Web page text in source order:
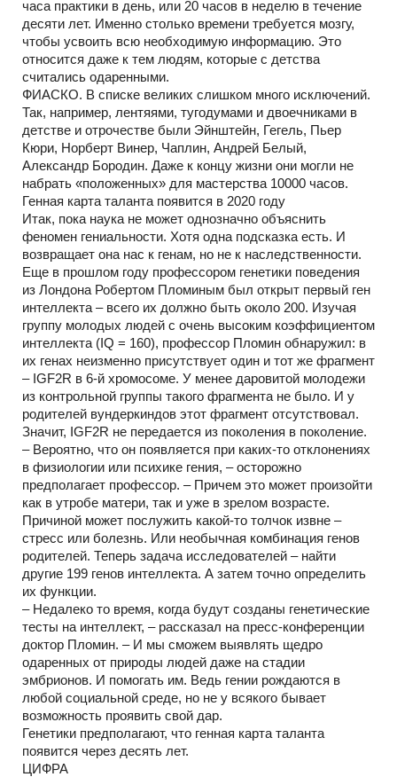
часа практики в день, или 20 часов в неделю в течение
десяти лет. Именно столько времени требуется мозгу,
чтобы усвоить всю необходимую информацию. Это
относится даже к тем людям, которые с детства
считались одаренными.
ФИАСКО. В списке великих слишком много исключений.
Так, например, лентяями, тугодумами и двоечниками в
детстве и отрочестве были Эйнштейн, Гегель, Пьер
Кюри, Норберт Винер, Чаплин, Андрей Белый,
Александр Бородин. Даже к концу жизни они могли не
набрать «положенных» для мастерства 10000 часов.
Генная карта таланта появится в 2020 году
Итак, пока наука не может однозначно объяснить
феномен гениальности. Хотя одна подсказка есть. И
возвращает она нас к генам, но не к наследственности.
Еще в прошлом году профессором генетики поведения
из Лондона Робертом Пломиным был открыт первый ген
интеллекта – всего их должно быть около 200. Изучая
группу молодых людей с очень высоким коэффициентом
интеллекта (IQ = 160), профессор Пломин обнаружил: в
их генах неизменно присутствует один и тот же фрагмент
– IGF2R в 6-й хромосоме. У менее даровитой молодежи
из контрольной группы такого фрагмента не было. И у
родителей вундеркиндов этот фрагмент отсутствовал.
Значит, IGF2R не передается из поколения в поколение.
– Вероятно, что он появляется при каких-то отклонениях
в физиологии или психике гения, – осторожно
предполагает профессор. – Причем это может произойти
как в утробе матери, так и уже в зрелом возрасте.
Причиной может послужить какой-то толчок извне –
стресс или болезнь. Или необычная комбинация генов
родителей. Теперь задача исследователей – найти
другие 199 генов интеллекта. А затем точно определить
их функции.
– Недалеко то время, когда будут созданы генетические
тесты на интеллект, – рассказал на пресс-конференции
доктор Пломин. – И мы сможем выявлять щедро
одаренных от природы людей даже на стадии
эмбрионов. И помогать им. Ведь гении рождаются в
любой социальной среде, но не у всякого бывает
возможность проявить свой дар.
Генетики предполагают, что генная карта таланта
появится через десять лет.
ЦИФРА